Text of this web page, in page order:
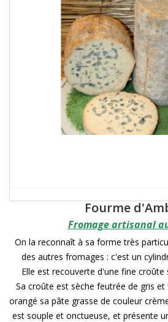
Fourme
Fromage artisanal
On la reconnaît à sa forme très
des autres fromages : c'est un
Elle est recouverte d'une fine croûte
Sa croûte est sèche feutrée de gris
orangé sa pâte grasse de couleur
est souple et onctueuse, et présente